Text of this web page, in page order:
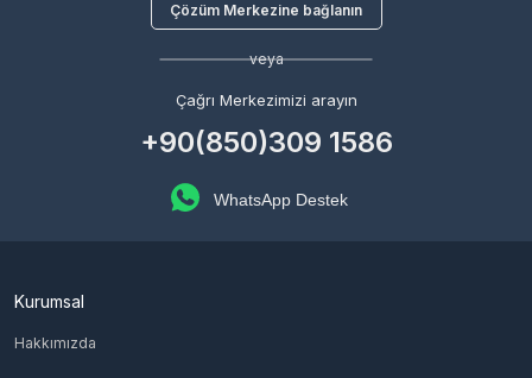
Çözüm Merkezine bağlanın
veya
Çağrı Merkezimizi arayın
+90(850)309 1586
WhatsApp Destek
Kurumsal
Hakkımızda